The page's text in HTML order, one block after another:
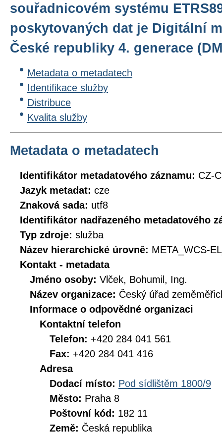
souřadnicovém systému
poskytovaných dat je Digitální
České republiky 4. generace
Metadata o metadatech
Identifikace služby
Distribuce
Kvalita služby
Metadata o metadatech
Identifikátor metadatového záznamu: CZ-
Jazyk metadat: cze
Znaková sada: utf8
Identifikátor nadřazeného metadatového
Typ zdroje: služba
Název hierarchické úrovně: META_WCS-
Kontakt - metadata
Jméno osoby: Vlček, Bohumil, Ing.
Název organizace: Český úřad
Informace o odpovědné organizaci
Kontaktní telefon
Telefon: +420 284 041 561
Fax: +420 284 041 416
Adresa
Dodací místo: Pod sídlištěm 1800/9
Město: Praha 8
Poštovní kód: 182 11
Země: Česká republika